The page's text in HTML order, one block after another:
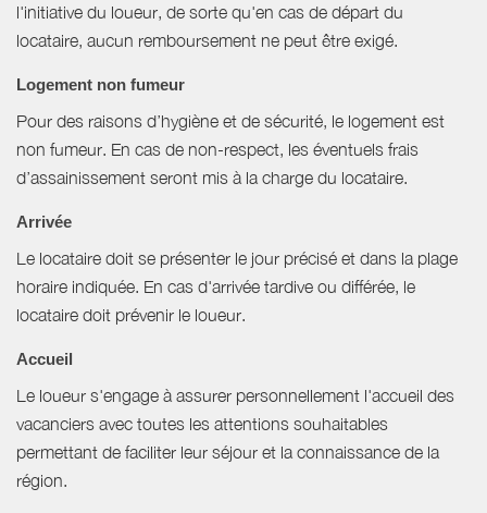
l'initiative du loueur, de sorte qu'en cas de départ du
locataire, aucun remboursement ne peut être exigé.
Logement non fumeur
Pour des raisons d’hygiène et de sécurité, le logement est
non fumeur. En cas de non-respect, les éventuels frais
d’assainissement seront mis à la charge du locataire.
Arrivée
Le locataire doit se présenter le jour précisé et dans la plage
horaire indiquée. En cas d'arrivée tardive ou différée, le
locataire doit prévenir le loueur.
Accueil
Le loueur s'engage à assurer personnellement l'accueil des
vacanciers avec toutes les attentions souhaitables
permettant de faciliter leur séjour et la connaissance de la
région.